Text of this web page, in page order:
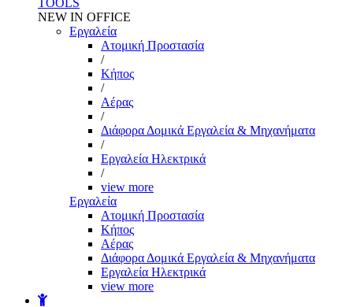
TOOLS
NEW IN OFFICE
Εργαλεία
Aτομική Προστασία
/
Kήπος
/
Αέρας
/
Διάφορα Δομικά Εργαλεία & Μηχανήματα
/
Εργαλεία Ηλεκτρικά
/
view more
Εργαλεία
Aτομική Προστασία
Kήπος
Αέρας
Διάφορα Δομικά Εργαλεία & Μηχανήματα
Εργαλεία Ηλεκτρικά
view more